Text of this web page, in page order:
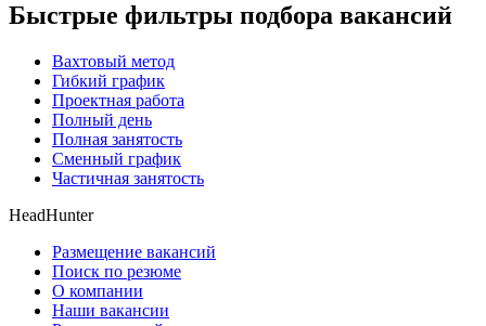
Быстрые фильтры подбора вакансий
Вахтовый метод
Гибкий график
Проектная работа
Полный день
Полная занятость
Сменный график
Частичная занятость
HeadHunter
Размещение вакансий
Поиск по резюме
О компании
Наши вакансии